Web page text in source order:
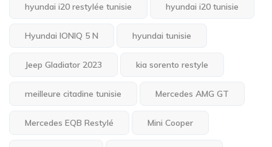
hyundai i20 restylée tunisie hyundai i20 tunisie
Hyundai IONIQ 5 N hyundai tunisie
Jeep Gladiator 2023 kia sorento restyle
meilleure citadine tunisie Mercedes AMG GT
Mercedes EQB Restylé Mini Cooper